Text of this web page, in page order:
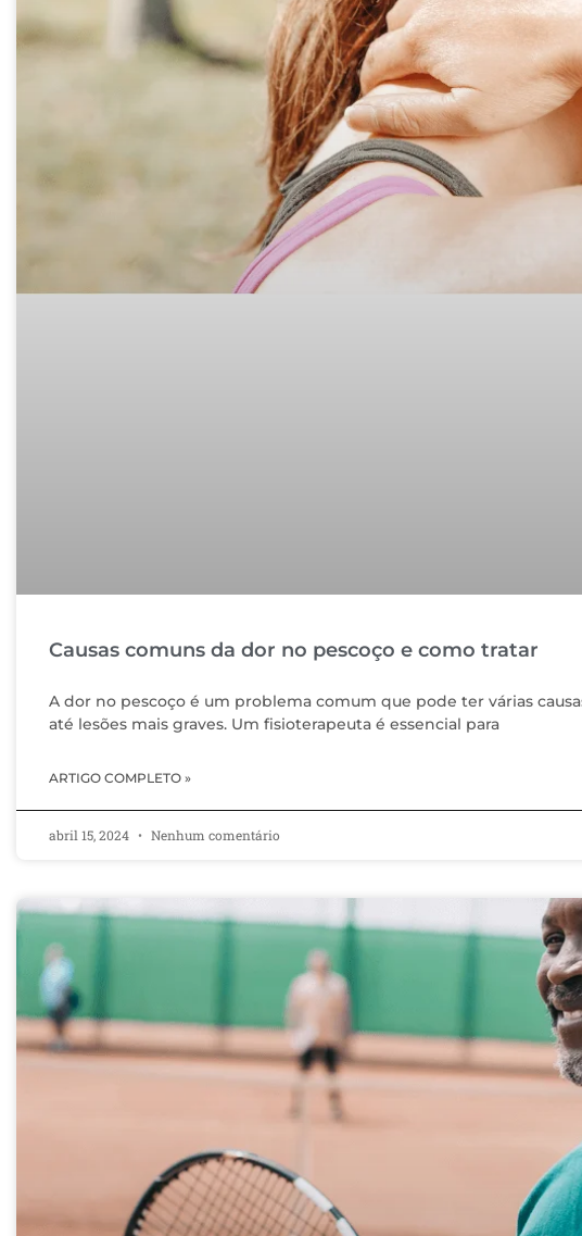
Causas comuns da dor no pescoço e como tratar
A dor no pescoço é um problema comum que pode ter várias
até lesões mais graves. Um fisioterapeuta é essencial para
ARTIGO COMPLETO »
abril 15, 2024 Nenhum comentário